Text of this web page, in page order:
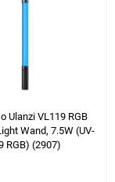
Ulanzi VL119 RGB
Wand, 7.5W (UV-
RGB) (2907)